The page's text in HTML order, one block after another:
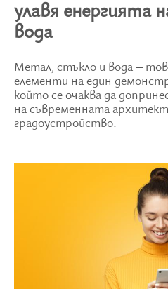
улавя енергията
вода
Метал, стъкло и вода –
елементи на един
който се очаква да
на съвременната
градоустройство.